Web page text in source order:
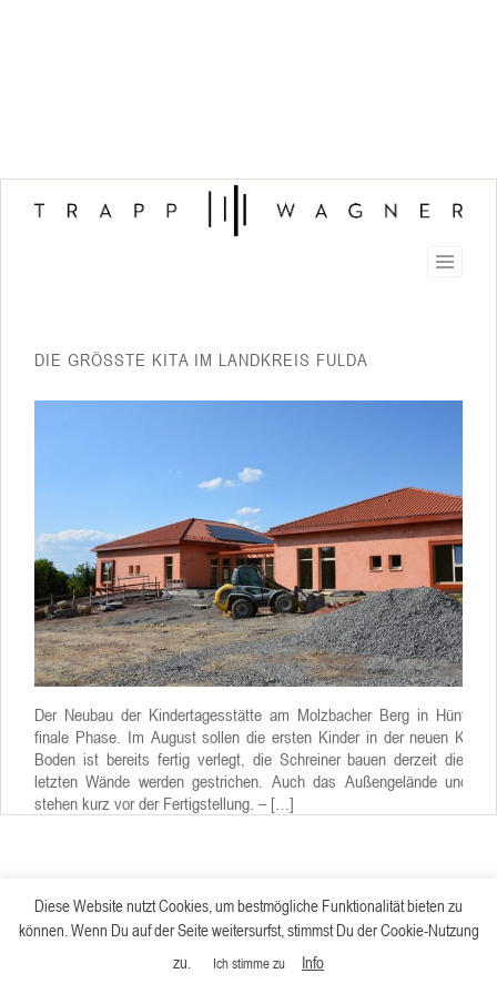
DIE GRÖSSTE KITA IM LANDKREIS FULDA
Der Neubau der Kindertagesstätte am Molzbacher Berg in Hünfeld
finale Phase. Im August sollen die ersten Kinder in der neuen Kita
Boden ist bereits fertig verlegt, die Schreiner bauen derzeit die
letzten Wände werden gestrichen. Auch das Außengelände und
stehen kurz vor der Fertigstellung. – […]
Diese Website nutzt Cookies, um bestmögliche Funktionalität bieten zu
können. Wenn Du auf der Seite weitersurfst, stimmst Du der Cookie-Nutzung
zu.
Ich stimme zu Info